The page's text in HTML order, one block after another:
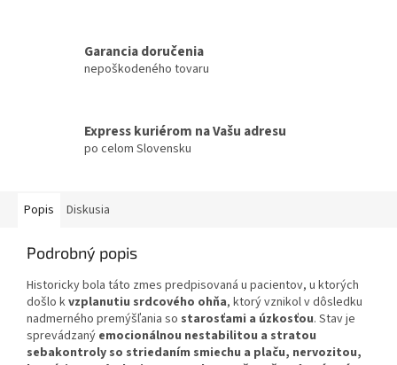
Garancia doručenia
nepoškodeného tovaru
Express kuriérom na Vašu adresu
po celom Slovensku
Popis Diskusia
Podrobný popis
Historicky bola táto zmes predpisovaná u pacientov, u ktorých
došlo kvzplanutiu srdcového ohňa, ktorý vznikol v dôsledku
nadmerného premýšľania so starosťami a úzkosťou. Stav je
sprevádzaný emocionálnou nestabilitou a stratou
sebakontroly so striedaním smiechu a plaču, nervozitou,